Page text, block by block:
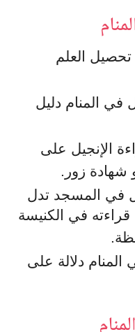
تحصيل العلم
في المنام دليل
الإنجيل على
شهادة زور.
في المسجد تدل
قراءته في الكنيسة
دلالة على